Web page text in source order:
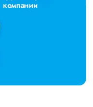
компании